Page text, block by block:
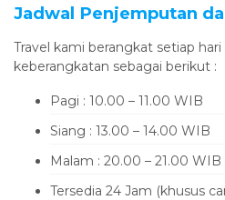
Jadwal Penjemputan
Travel kami berangkat setiap
keberangkatan sebagai berikut :
Pagi : 10.00 – 11.00 WIB
Siang : 13.00 – 14.00 WIB
Malam : 20.00 – 21.00 WIB
Tersedia 24 Jam (khusus